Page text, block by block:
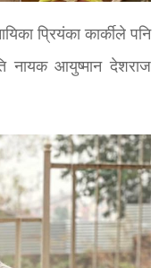
प्रियंका कार्कीले पनि
नायक आयुष्मान देशराज